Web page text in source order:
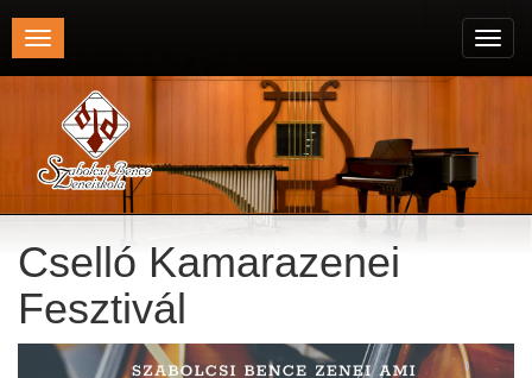
Toggle
navigation
Cselló Kamarazenei
Fesztivál